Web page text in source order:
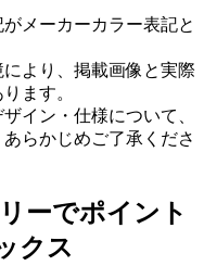
メーカーカラー表記と
より、掲載画像と実際
ます。
イン・仕様について、
らかじめご了承くださ
ーでポイント
クス